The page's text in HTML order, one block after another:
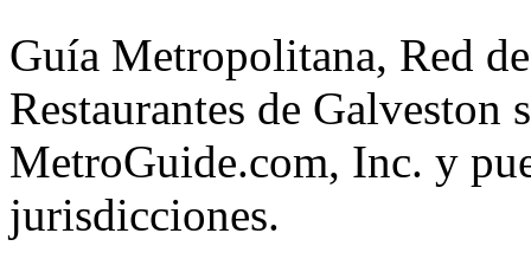
Guía Metropolitana, Red
Restaurantes de Galveston
MetroGuide.com, Inc. y
jurisdicciones.